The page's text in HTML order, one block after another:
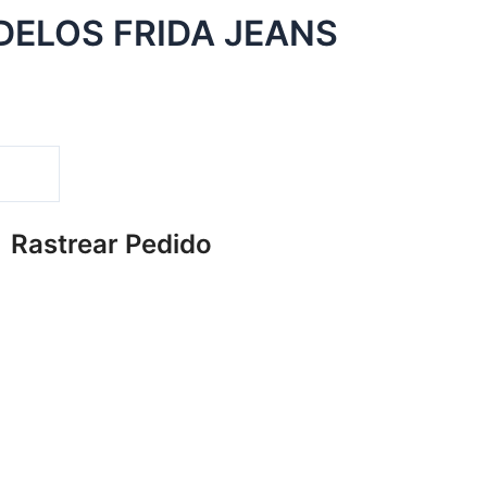
FRIDA JEANS
Rastrear Pedido